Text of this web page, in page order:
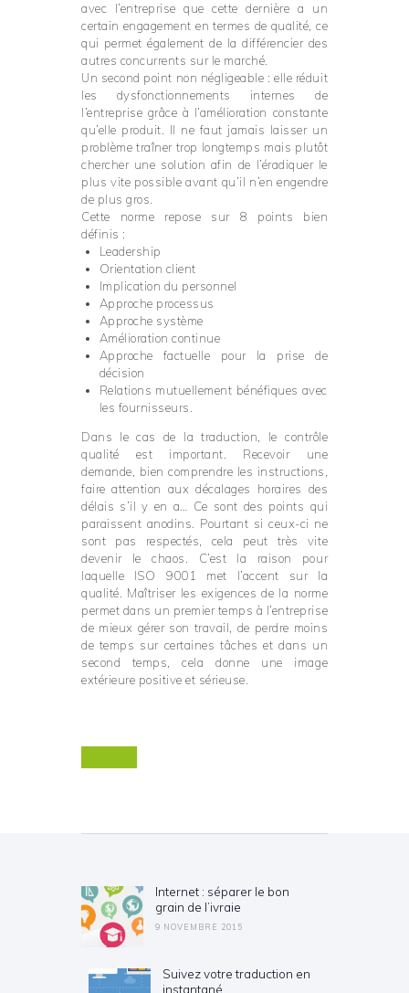
avec l’entreprise que cette dernière a un
certain engagement en termes de qualité, ce
qui permet également de la différencier des
autres concurrents sur le marché.
Un second point non négligeable : elle réduit
les dysfonctionnements internes de
l’entreprise grâce à l’amélioration constante
qu’elle produit. Il ne faut jamais laisser un
problème traîner trop longtemps mais plutôt
chercher une solution afin de l’éradiquer le
plus vite possible avant qu’il n’en engendre
de plus gros.
Cette norme repose sur 8 points bien
définis :
Leadership
Orientation client
Implication du personnel
Approche processus
Approche système
Amélioration continue
Approche factuelle pour la prise de
décision
Relations mutuellement bénéfiques avec
les fournisseurs.
Dans le cas de la traduction, le contrôle
qualité est important. Recevoir une
demande, bien comprendre les instructions,
faire attention aux décalages horaires des
délais s’il y en a… Ce sont des points qui
paraissent anodins. Pourtant si ceux-ci ne
sont pas respectés, cela peut très vite
devenir le chaos. C’est la raison pour
laquelle ISO 9001 met l’accent sur la
qualité. Maîtriser les exigences de la norme
permet dans un premier temps à l’entreprise
de mieux gérer son travail, de perdre moins
de temps sur certaines tâches et dans un
second temps, cela donne une image
extérieure positive et sérieuse.
Previous post:
Internet : séparer le bon
grain de l’ivraie
9 NOVEMBRE 2015
Next post:
Suivez votre traduction en
instantané